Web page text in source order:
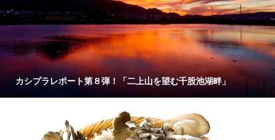
カシプラレポート第８弾！「二上山を望む千股池湖畔」